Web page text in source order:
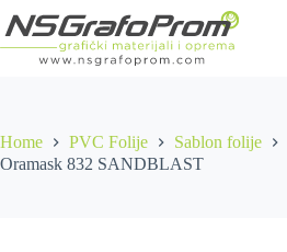
to
content
Home PVC Folije Sablon folije
Oramask 832 SANDBLAST